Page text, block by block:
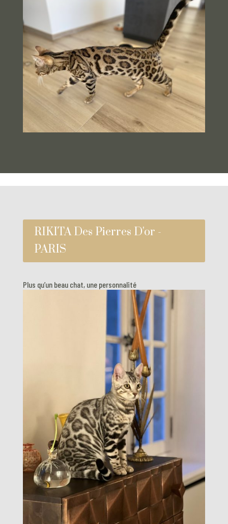
RIKITA Des Pierres D'or -
PARIS
Plus qu’un beau chat, une personnalité